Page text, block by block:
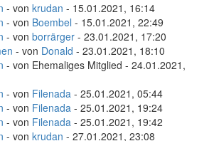
- von krudan - 15.01.2021, 16:14
- von Boembel - 15.01.2021, 22:49
- von borrärger - 23.01.2021, 17:20
- von Donald - 23.01.2021, 18:10
- von Ehemaliges Mitglied - 24.01.2021,
- von Filenada - 25.01.2021, 05:44
- von Filenada - 25.01.2021, 19:24
- von Filenada - 25.01.2021, 19:42
- von krudan - 27.01.2021, 23:08